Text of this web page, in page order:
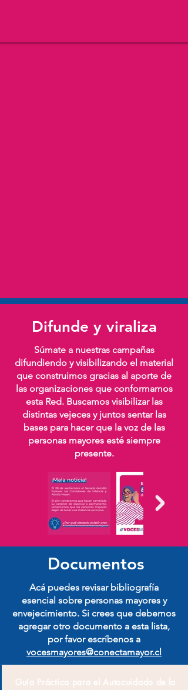
Difunde y viraliza
Súmate a nuestras campañas
difundiendo y visibilizando el material
que construimos gracias al aporte de
las organizaciones que conformamos
esta Red. Buscamos visibilizar las
distintas vejeces y juntos sentar las
bases para hacer que la voz de las
personas mayores esté siempre
presente.
Documentos
Acá puedes revisar bibliografía
esencial sobre personas mayores y
envejecimiento. Si crees que debemos
agregar otro documento a esta lista,
por favor escríbenos a
vocesmayores@conectamayor.cl
Guía Práctica para el Autocuidado de la